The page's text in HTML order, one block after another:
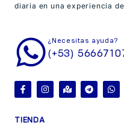
diaria en una experiencia
¿Necesitas ayuda?
(+53)
TIENDA